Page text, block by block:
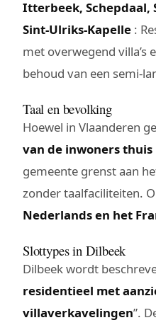
Itterbeek, Schepdaal,
Sint-Ulriks-Kapelle :
met overwegend villa’s
behoud van een semi-
Taal en bevolking
Hoewel in Vlaanderen
van de inwoners thuis
gemeente grenst aan
zonder taalfaciliteiten.
Nederlands en het
Slottypes in Dilbeek
Dilbeek wordt
residentieel met
villaverkavelingen”.